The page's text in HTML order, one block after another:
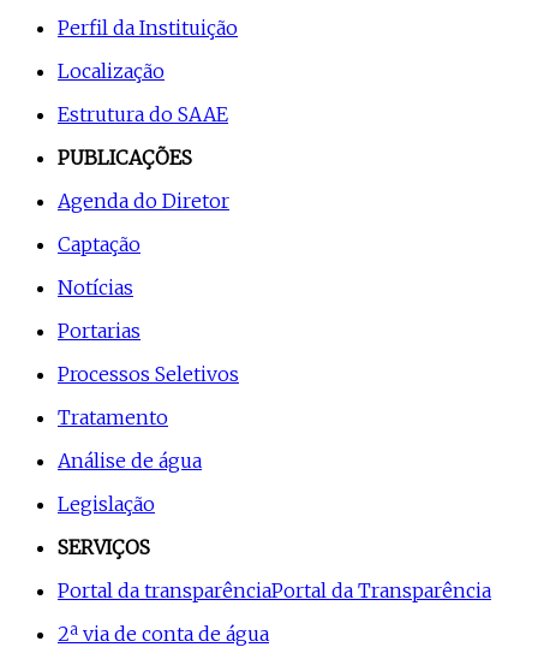
Perfil da Instituição
Localização
Estrutura do SAAE
PUBLICAÇÕES
Agenda do Diretor
Captação
Notícias
Portarias
Processos Seletivos
Tratamento
Análise de água
Legislação
SERVIÇOS
Portal da transparênciaPortal da Transparência
2ª via de conta de água